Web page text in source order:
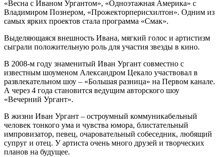
«Весна с Иваном Ургантом», «Одноэтажная Америка» с
Владимиром Познером, «Прожекторперисхилтон». Одним из
самых ярких проектов стала программа «Смак».
Выделяющаяся внешность Ивана, мягкий голос и артистизм
сыграли положительную роль для участия звезды в кино.
В 2008-м году знаменитый Иван Ургант совместно с
известным шоуменом Александром Цекало участвовал в
развлекательном шоу – «Большая разница» на Первом канале.
А через 4 года становится ведущим авторского шоу
«Вечерний Ургант».
В жизни Иван Ургант – остроумный коммуникабельный
человек тонкого ума и чувства юмора, блистательный
импровизатор, певец, очаровательный собеседник, любящий
супруг и отец. У артиста очень много друзей и творческих
планов на будущее.